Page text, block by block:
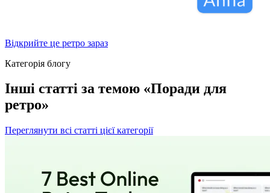
Відкрийте це ретро зараз
Категорія блогу
Інші статті за темою «Поради для
ретро»
Переглянути всі статті цієї категорії